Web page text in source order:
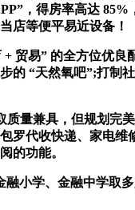
，得房率高达
店等便平易近设备！
易” 的全方位优良
的 “天然氧吧”;打
兼具，但规划完
罗代收快递、家电
的功能。
学、金融中学取